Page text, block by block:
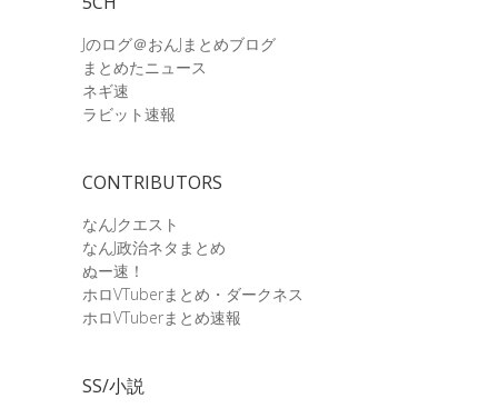
Jのログ＠おんJまとめブログ
まとめたニュース
ネギ速
ラビット速報
CONTRIBUTORS
なんJクエスト
なんJ政治ネタまとめ
ぬー速！
ホロVTuberまとめ・ダークネス
ホロVTuberまとめ速報
SS/小説